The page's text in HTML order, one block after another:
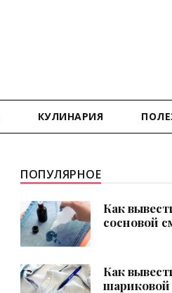
КУЛИНАРИЯ
ПОПУЛЯРНОЕ
Как
сосновой
Как
шариковой